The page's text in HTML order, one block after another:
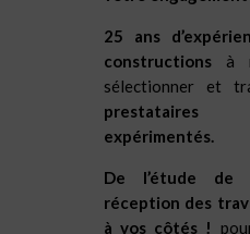
25 ans
constructionsà
sélectionner et
expérimentés.
De l’étude de
réception des
à vos côtés !